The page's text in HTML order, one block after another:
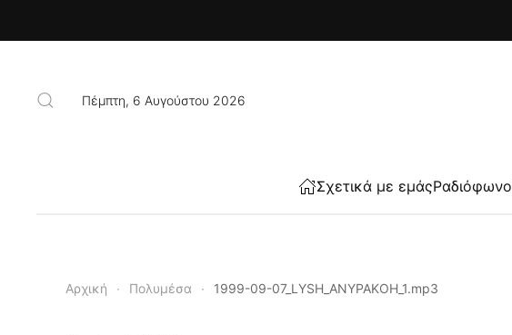
Πέμπτη, 6 Αυγούστου 2026
Σχετικά με εμάςΡαδιόφωνο
Αρχική Πολυμέσα 1999-09-07_LYSH_ANYPAKOH_1.mp3